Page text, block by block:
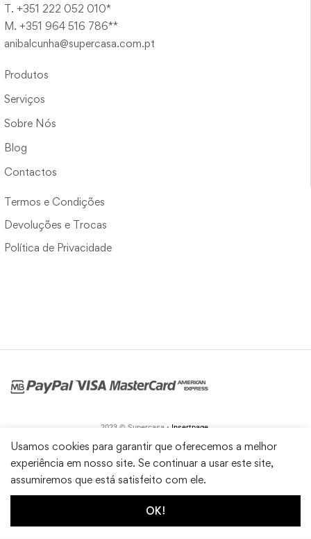
T. +351 222 052 010*
M. +351 964 516 786**
anibalcunha@supercasa.com.pt
Produtos
Serviços
Sobre Nós
Blog
Contactos
Termos e Condições
Devoluções e Trocas
Política de Privacidade
2023 © Supercasa • Insertpage
Usamos cookies para garantir que oferecemos a melhor
experiência em nosso site. Se continuar a usar este site,
assumiremos que está satisfeito com ele.
OK!
1